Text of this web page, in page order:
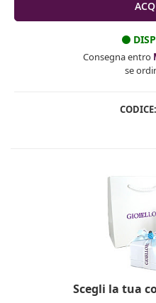
Consegna entro
se
CODICE:
Scegli la tua